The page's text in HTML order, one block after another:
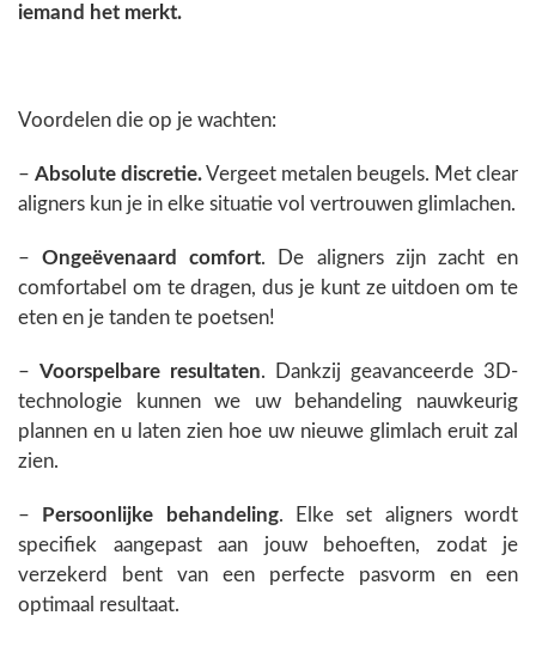
iemand het merkt.
Voordelen die op je wachten:
– Absolute discretie.Vergeet metalen beugels. Met clear
aligners kun je in elke situatie vol vertrouwen glimlachen.
–Ongeëvenaard comfort. De aligners zijn zacht en
comfortabel om te dragen, dus je kunt ze uitdoen om te
eten en je tanden te poetsen!
– Voorspelbare resultaten. Dankzij geavanceerde 3D-
technologie kunnen we uw behandeling nauwkeurig
plannen en u laten zien hoe uw nieuwe glimlach eruit zal
zien.
– Persoonlijke behandeling. Elke set aligners wordt
specifiek aangepast aan jouw behoeften, zodat je
verzekerd bent van een perfecte pasvorm en een
optimaal resultaat.